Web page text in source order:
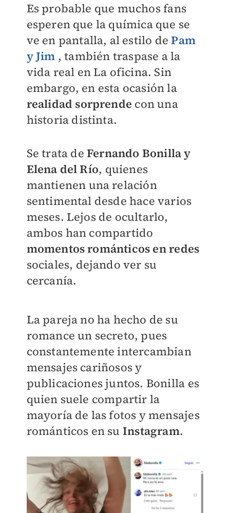
Es probable que muchos fans
esperen que la química que se
ve en pantalla, al estilo dePam
y Jim , también traspase a la
vida real en La oficina. Sin
embargo, en esta ocasión la
realidad sorprende con una
historia distinta.
Se trata de Fernando Bonilla y
Elena del Río, quienes
mantienen una relación
sentimental desde hace varios
meses. Lejos de ocultarlo,
ambos han compartido
momentos románticos en redes
sociales, dejando ver su
cercanía.
La pareja no ha hecho de su
romance un secreto, pues
constantemente intercambian
mensajes cariñosos y
publicaciones juntos. Bonilla es
quien suele compartir la
mayoría de las fotos y mensajes
románticos en su Instagram.